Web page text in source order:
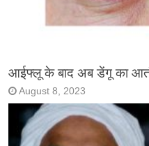
आईफ्लू के बाद अब डेंगू का
August 8, 2023